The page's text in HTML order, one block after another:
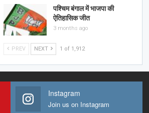
पश्चिम बंगाल में भाजपा की
ऐतिहासिक जीत
3 months ago
PREV NEXT 1 of 1,912
Instagram
Join us on Instagram